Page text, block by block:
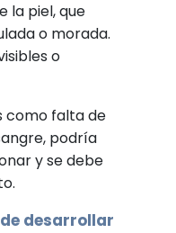
la piel, que
o morada.
o
como falta de
podría
y se debe
desarrollar